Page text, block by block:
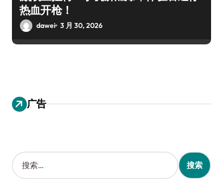
热血开枪！
dawei 3 月 30, 2026
广告
搜
索
：